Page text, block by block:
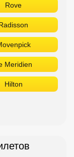
Rove
Meridien
Hilton